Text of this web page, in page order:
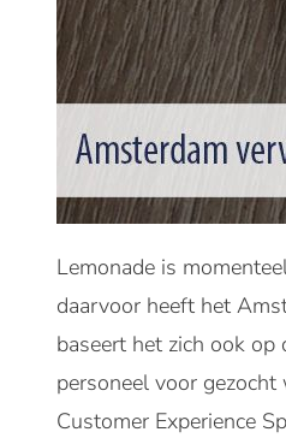
Lemonade is
daarvoor heeft het
baseert het zich ook op
personeel voor gezocht
Customer Experience